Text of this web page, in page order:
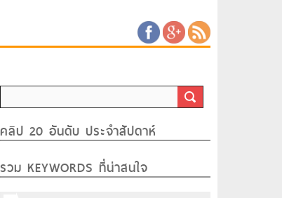
คลิป 20 อันดับ ประจำสัปดาห์
รวม KEYWORDS ที่น่าสนใจ